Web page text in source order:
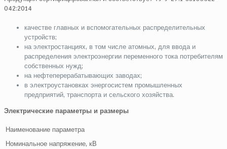
042:2014
качестве главных и вспомогательных распределительных
устройств;
на электростанциях, в том числе атомных, для ввода и
распределения электроэнергии переменного тока потребителям
собственных нужд;
на нефтеперерабатывающих заводах;
в электроустановках энергосистем промышленных
предприятий, транспорта и сельского хозяйства.
Электрические параметры и размеры
Наименование параметра
Номинальное напряжение, кВ